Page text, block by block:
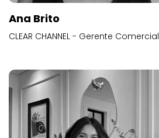
Ana Brito
CLEAR CHANNEL - Gerente Comercial